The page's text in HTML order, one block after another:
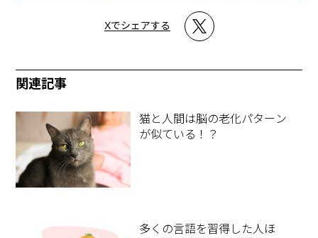
Xでシェアする
関連記事
猫と人間は脳の老化パターン
が似ている！？
多くの言語を習得した人ほ